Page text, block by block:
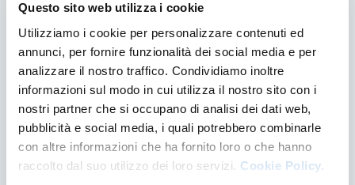
Questo sito web utilizza i cookie
Utilizziamo i cookie per personalizzare contenuti ed
annunci, per fornire funzionalità dei social media e per
analizzare il nostro traffico. Condividiamo inoltre
informazioni sul modo in cui utilizza il nostro sito con i
nostri partner che si occupano di analisi dei dati web,
pubblicità e social media, i quali potrebbero combinarle
con altre informazioni che ha fornito loro o che hanno
raccolto dal suo utilizzo dei loro servizi. Cookie Policy.